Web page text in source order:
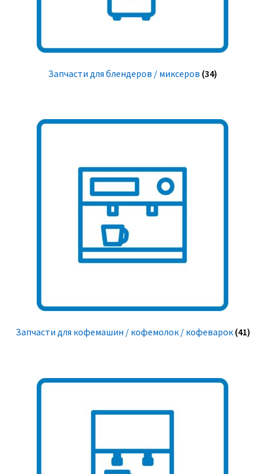
Запчасти для блендеров / миксеров (34)
Запчасти для кофемашин / кофемолок / кофеварок (41)